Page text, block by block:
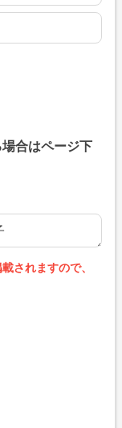
合はページ下
されますので、